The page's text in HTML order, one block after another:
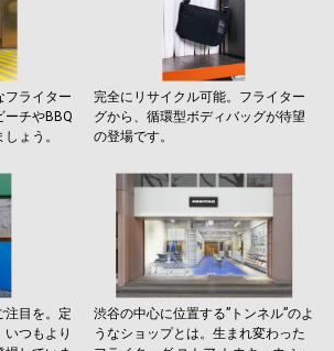
フライター
ーチやBBQ
ょう。
完全にリサイクル可能。フライター
グから、循環型ボディバッグが待望
の登場です。
注目を。定
つもより
渋谷の中心に位置する”トンネル”のよ
うなショップとは。生まれ変わった